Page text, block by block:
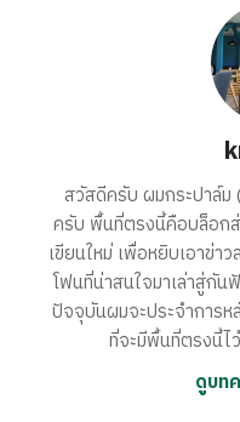
สวัสดีครับ ผมกระปาล์
ครับ พื้นที่ตรงนี้คือบล็อก
เขียนใหม่ เพื่อหยิบเอาข่า
โฟนที่น่าสนใจมาเล่าสู่กั
ปัจจุบันผมจะประจำการ
ที่จะมีพื้นที่ตรงนี้ไ
ดูบท